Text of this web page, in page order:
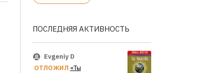
ПОСЛЕДНЯЯ АКТИВНОСТЬ
Evgeniy D
ОТЛОЖИЛ «Ты